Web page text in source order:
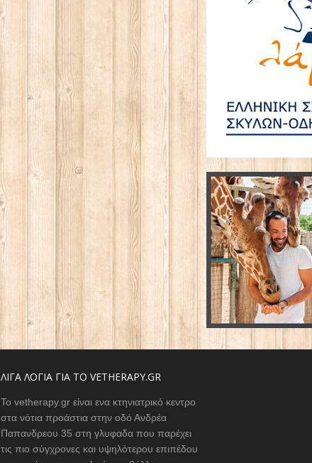
ΛΙΓΑ ΛΟΓΙΑ ΓΙΑ ΤΟ VETHERAPY.GR
Το vetherapy.gr είναι ενα κτηνιατρικό κεντρο
στα νότια προάστια στην οδό Ανδρέα
Παπανδρεου 35 στη γλυφαδα που παρέχει
τις πιο σύγχρονες και υψηλότερου επιπέδου